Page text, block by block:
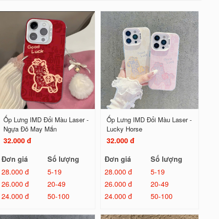
Ốp Lưng IMD Đổi Màu Laser -
Ngựa Đỏ May Mắn
32.000 đ
Đơn giá
Số lượng
28.000 đ
5-19
26.000 đ
20-49
24.000 đ
50-100
Ốp Lưng IMD Đổi Màu Laser -
Lucky Horse
32.000 đ
Đơn giá
Số lượng
28.000 đ
5-19
26.000 đ
20-49
24.000 đ
50-100